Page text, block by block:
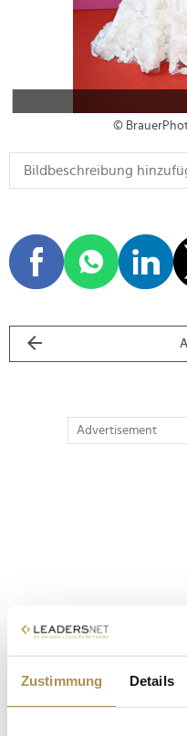
Zustimmung Details
©
Advertisement